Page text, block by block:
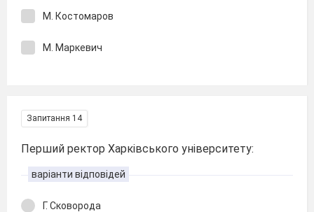
М. Костомаров
М. Маркевич
Запитання 14
Перший ректор Харківського університету:
варіанти відповідей
Г. Сковорода